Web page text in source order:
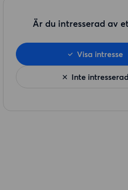
Är du intresserad av
Inte intresserad
Visa intresse